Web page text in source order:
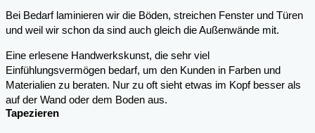
Bei Bedarf laminieren wir die Böden, streichen Fenster und Türen
und weil wir schon da sind auch gleich die Außenwände mit.
Eine erlesene Handwerkskunst, die sehr viel
Einfühlungsvermögen bedarf, um den Kunden in Farben und
Materialien zu beraten. Nur zu oft sieht etwas im Kopf besser als
auf der Wand oder dem Boden aus.
Tapezieren